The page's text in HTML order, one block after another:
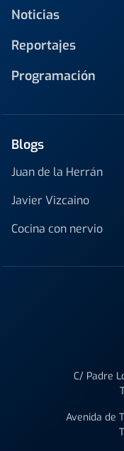
Noticias
Reportajes
Programación
Blogs
Juan de la Herrán
Javier Vizcaino
Cocina con nervio
C/ Padre
Avenida de